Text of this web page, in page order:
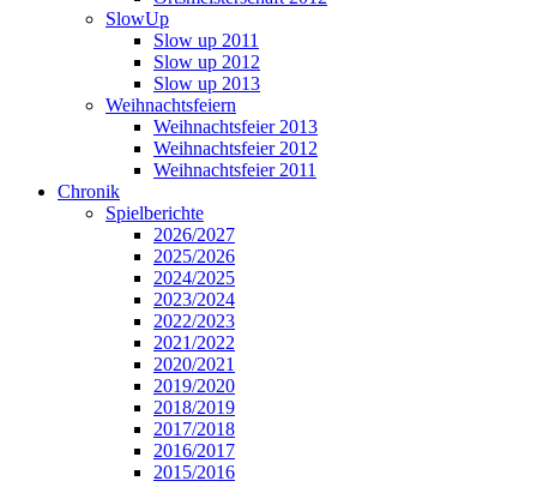
SlowUp
Slow up 2011
Slow up 2012
Slow up 2013
Weihnachtsfeiern
Weihnachtsfeier 2013
Weihnachtsfeier 2012
Weihnachtsfeier 2011
Chronik
Spielberichte
2026/2027
2025/2026
2024/2025
2023/2024
2022/2023
2021/2022
2020/2021
2019/2020
2018/2019
2017/2018
2016/2017
2015/2016